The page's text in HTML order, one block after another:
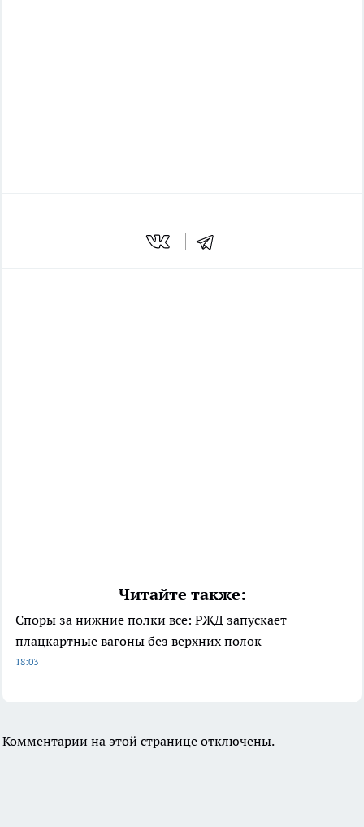
Читайте также:
Споры за нижние полки все: РЖД запускает
плацкартные вагоны без верхних полок
18:03
Комментарии на этой странице отключены.